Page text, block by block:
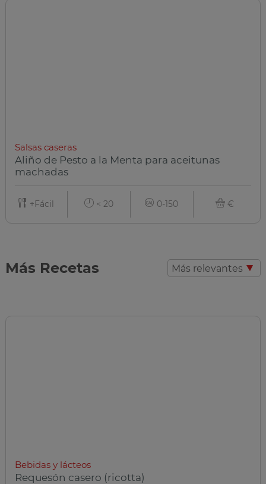
Salsas caseras
Aliño de Pesto a la Menta para aceitunas
machadas
+Fácil < 20 0-150 €
Más Recetas Más relevantes
Bebidas y lácteos
Requesón casero (ricotta)